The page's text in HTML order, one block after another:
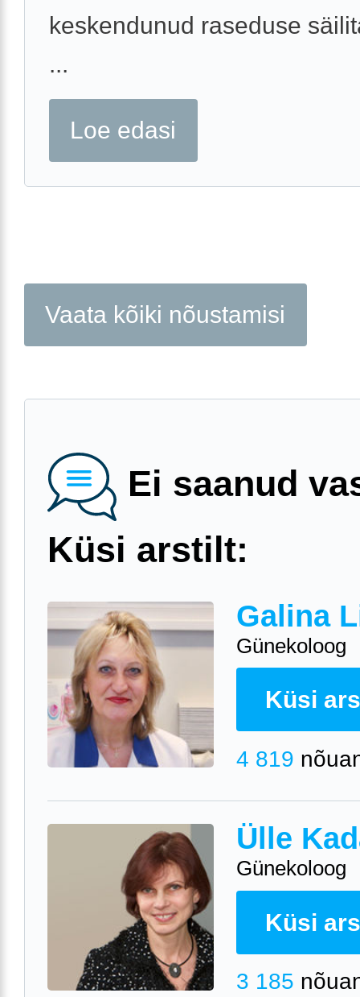
keskendunud raseduse
...
Loe edasi
Vaata kõiki nõustamisi
Ei saanud
Küsi arstilt:
Galina
Günekoloog
Küsi
4 819
Ülle
Günekoloog
Küsi
3 185